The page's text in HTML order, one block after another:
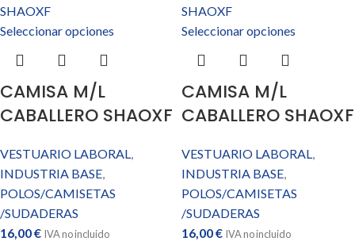
Seleccionar opciones
CAMISA M/L
CABALLERO SHAOXF
VESTUARIO LABORAL,
INDUSTRIA BASE,
POLOS/CAMISETAS
/SUDADERAS
16,00€ IVA no incluido
Seleccionar opciones
CAMISA M/L
CABALLERO SHAOXF
VESTUARIO LABORAL,
INDUSTRIA BASE,
POLOS/CAMISETAS
/SUDADERAS
16,00€ IVA no incluido